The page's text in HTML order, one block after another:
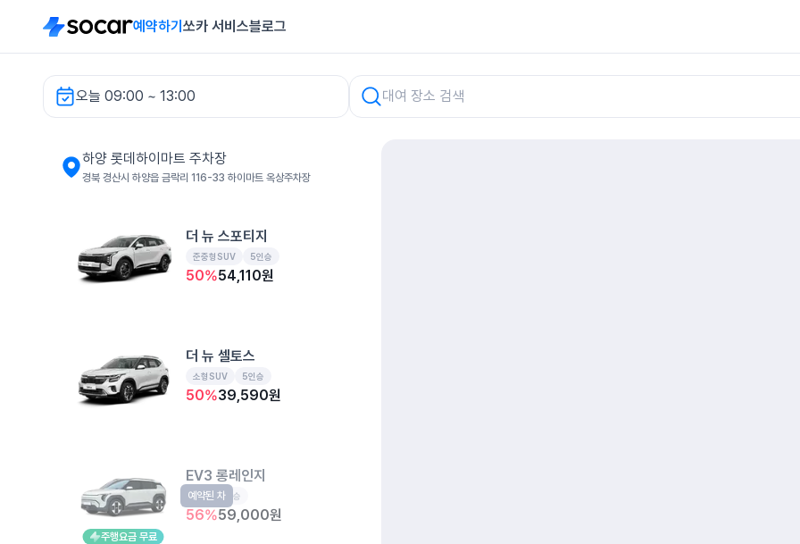
예약하기 쏘카 서비스블로그
오늘 09:00 ~ 13:00
하양 롯데하이마트 주차장 렌터카
하양 롯데하이마트 주차장
경북 경산시 하양읍 금락리 116-33 하이마트 옥상주차장
더 뉴 스포티지
준중형SUV 5인승
50%54,110원
더 뉴 셀토스
소형SUV 5인승
50%39,590원
주행요금 무료
EV3 롱레인지
EV 5인승
56%59,000원
예약된 차